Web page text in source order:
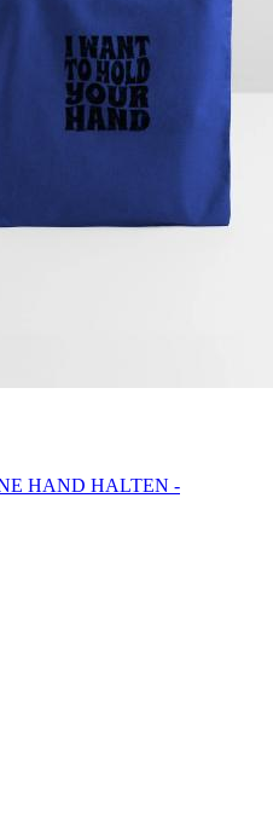
HAND HALTEN -